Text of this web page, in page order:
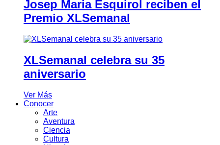
Josep Maria Esquirol reciben el
Premio XLSemanal
XLSemanal celebra su 35
aniversario
Ver Más
Conocer
Arte
Aventura
Ciencia
Cultura